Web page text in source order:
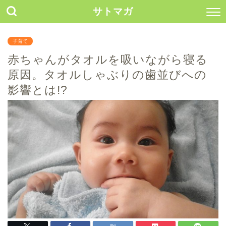
サトマガ
子育て
赤ちゃんがタオルを吸いながら寝る
原因。タオルしゃぶりの歯並びへの
影響とは!?